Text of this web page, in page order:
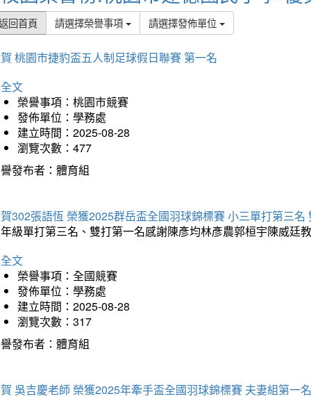
回首頁 請選擇榮譽事項 請選擇發佈單位
桃園市捷豹盃五人制足球假日聯賽 第一名
文
榮譽事項：桃園市競賽
發佈單位：學務處
建立時間：2025-08-28
瀏覽次數：477
發布者：體育組
302張語恆 榮獲2025群岳盃全國羽球錦標賽 小三單打第三名
級單打第三名、雙打第一名感謝陳彥均林彥農郭桓宇陳威廷
文
榮譽事項：全國競賽
發佈單位：學務處
建立時間：2025-08-28
瀏覽次數：317
發布者：體育組
吳吉慶老師 榮獲2025年牽手盃全國羽球錦標賽 夫妻組第一名